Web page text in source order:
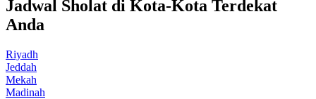
Jadwal Sholat di Kota-Kota Terdekat
Anda
Riyadh
Jeddah
Mekah
Madinah